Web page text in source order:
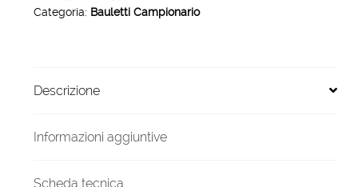
nero
Categoria: Bauletti Campionario
Descrizione
Informazioni aggiuntive
Scheda tecnica